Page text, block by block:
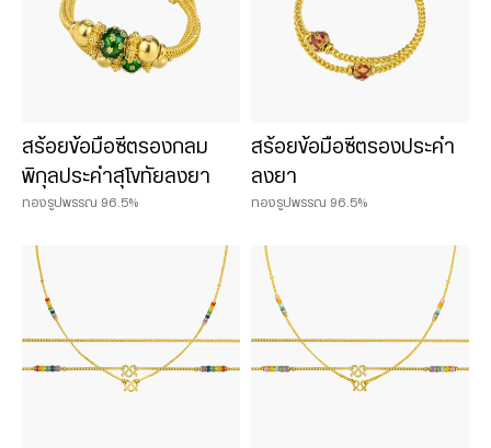
สร้อยข้อมือซีตรองกลม
พิกุลประคำสุโขทัยลงยา
ทองรูปพรรณ 96.5%
สร้อยข้อมือซีตรองประคำ
ลงยา
ทองรูปพรรณ 96.5%